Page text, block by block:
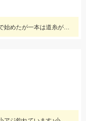
石黒岐阜店で穂先修理、３本の投げ竿で始めたが一本は道糸が古く、重りを付けて投げると切れてしまい使用できず、２本でやったが仕掛けを投げると同じ調子で鈴がなり中〜良型が釣れる休むこともできず終了後に数えたら答えは20本